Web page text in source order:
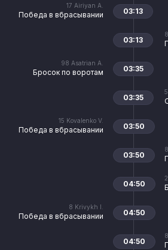
17 Airiyan A.
Победа в вбрасывании 03:13
03:13
98 Asatrian A.
Бросок по воротам 03:35
03:35
15 Kovalenko V.
Победа в вбрасывании 03:50
03:50
04:50
8 Krivykh I.
Победа в вбрасывании 04:50
04:50